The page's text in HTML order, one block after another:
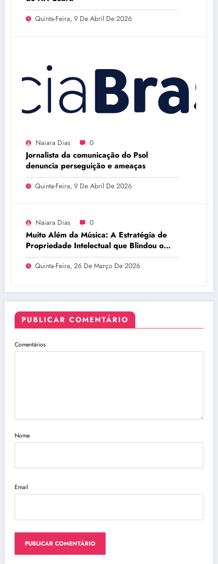
Quinta-Feira, 9 De Abril De 2026
Naiara Dias 0
Jornalista da comunicação do Psol
denuncia perseguição e ameaças
Quinta-Feira, 9 De Abril De 2026
Naiara Dias 0
Muito Além da Música: A Estratégia de
Propriedade Intelectual que Blindou o
Legado do BTS
Quinta-Feira, 26 De Março De 2026
PUBLICAR COMENTÁRIO
Comentários
Nome
Email